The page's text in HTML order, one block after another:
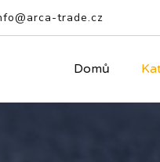
trade.cz
Domů